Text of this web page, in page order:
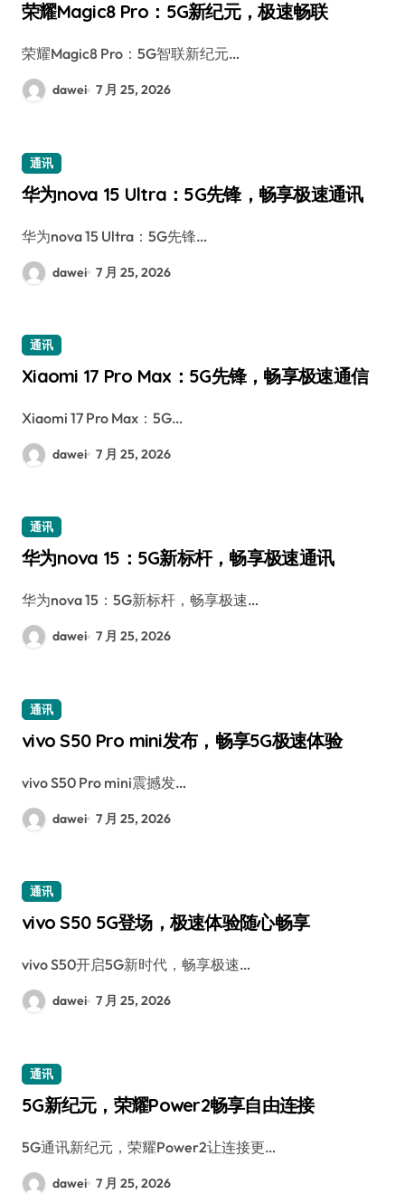
荣耀Magic8 Pro：5G新纪元，极速畅联
荣耀Magic8 Pro：5G智联新纪元…
dawei 7 月 25, 2026
通讯
华为nova 15 Ultra：5G先锋，畅享极速通讯
华为nova 15 Ultra：5G先锋…
dawei 7 月 25, 2026
通讯
Xiaomi 17 Pro Max：5G先锋，畅享极速通信
Xiaomi 17 Pro Max：5G…
dawei 7 月 25, 2026
通讯
华为nova 15：5G新标杆，畅享极速通讯
华为nova 15：5G新标杆，畅享极速…
dawei 7 月 25, 2026
通讯
vivo S50 Pro mini发布，畅享5G极速体验
vivo S50 Pro mini震撼发…
dawei 7 月 25, 2026
通讯
vivo S50 5G登场，极速体验随心畅享
vivo S50开启5G新时代，畅享极速…
dawei 7 月 25, 2026
通讯
5G新纪元，荣耀Power2畅享自由连接
5G通讯新纪元，荣耀Power2让连接更…
dawei 7 月 25, 2026